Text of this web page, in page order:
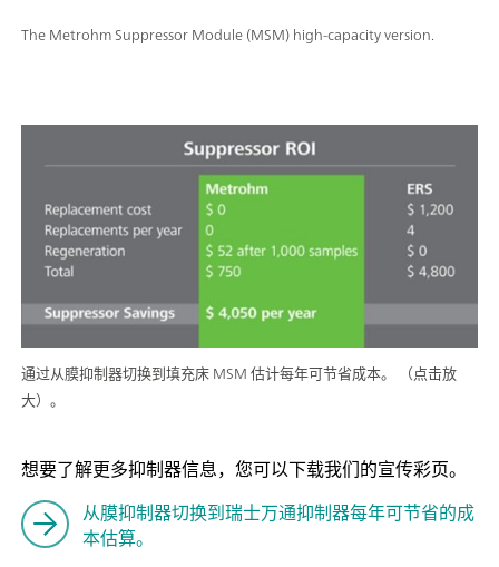
The Metrohm Suppressor Module (MSM) high-capacity version.
通过从膜抑制器切换到填充床 MSM 估计每年可节省成本。 （点击放
大）。
想要了解更多抑制器信息，您可以下载我们的宣传彩页。
从膜抑制器切换到瑞士万通抑制器每年可节省的成
本估算。